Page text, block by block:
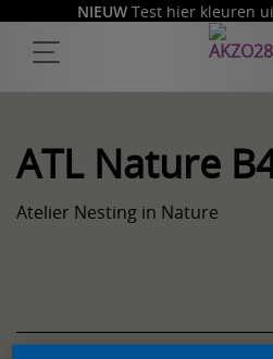
NIEUW Test hier kleuren
ATL Nature
Atelier Nesting in Nature